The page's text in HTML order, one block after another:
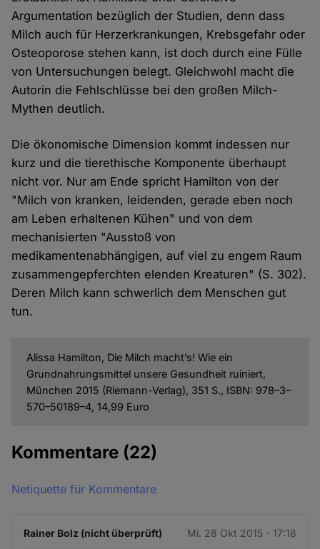
Argumentation bezüglich der Studien, denn dass
Milch auch für Herzerkrankungen, Krebsgefahr oder
Osteoporose stehen kann, ist doch durch eine Fülle
von Untersuchungen belegt. Gleichwohl macht die
Autorin die Fehlschlüsse bei den großen Milch-
Mythen deutlich.
Die ökonomische Dimension kommt indessen nur
kurz und die tierethische Komponente überhaupt
nicht vor. Nur am Ende spricht Hamilton von der
"Milch von kranken, leidenden, gerade eben noch
am Leben erhaltenen Kühen" und von dem
mechanisierten "Ausstoß von
medikamentenabhängigen, auf viel zu engem Raum
zusammengepferchten elenden Kreaturen" (S. 302).
Deren Milch kann schwerlich dem Menschen gut
tun.
Alissa Hamilton, Die Milch macht’s! Wie ein
Grundnahrungsmittel unsere Gesundheit ruiniert,
München 2015 (Riemann-Verlag), 351 S., ISBN: 978–3–
570–50189–4, 14,99 Euro
Kommentare (22)
Netiquette für Kommentare
Rainer Bolz (nicht überprüft) Mi. 28 Okt 2015 - 17:18